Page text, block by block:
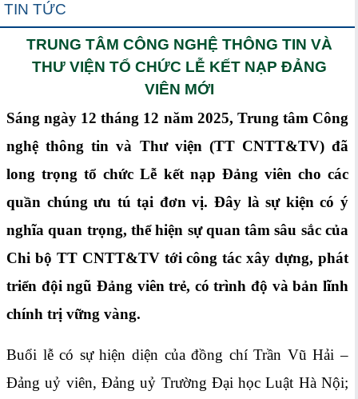
TIN TỨC
TRUNG TÂM CÔNG NGHỆ THÔNG TIN VÀ
THƯ VIỆN TỔ CHỨC LỄ KẾT NẠP ĐẢNG
VIÊN MỚI
Sáng ngày 12 tháng 12 năm 2025, Trung tâm Công
nghệ thông tin và Thư viện (TT CNTT&TV) đã
long trọng tổ chức Lễ kết nạp Đảng viên cho các
quần chúng ưu tú tại đơn vị. Đây là sự kiện có ý
nghĩa quan trọng, thể hiện sự quan tâm sâu sắc của
Chi bộ TT CNTT&TV tới công tác xây dựng, phát
triển đội ngũ Đảng viên trẻ, có trình độ và bản lĩnh
chính trị vững vàng.
Buổi lễ có sự hiện diện của đồng chí Trần Vũ Hải –
Đảng uỷ viên, Đảng uỷ Trường Đại học Luật Hà Nội;